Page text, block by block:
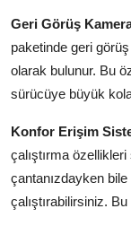
Geri Görüş
paketinde geri
olarak bulunur. Bu
sürücüye büyük
Konfor Erişim
çalıştırma
çantanızdayken bile
çalıştırabilirsiniz.